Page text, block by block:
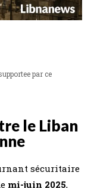
par ce
le Liban
sécuritaire
mi-juin 2025,